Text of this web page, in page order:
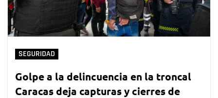
SEGURIDAD
Golpe a la delincuencia en la troncal
Caracas deja capturas y cierres de